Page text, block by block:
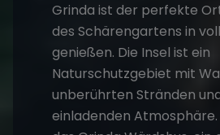
Grinda ist der perfekte
des Schärengartens in
genießen. Die Insel ist ein
Naturschutzgebiet mit
unberührten Stränden
einladenden Atmosphäre.